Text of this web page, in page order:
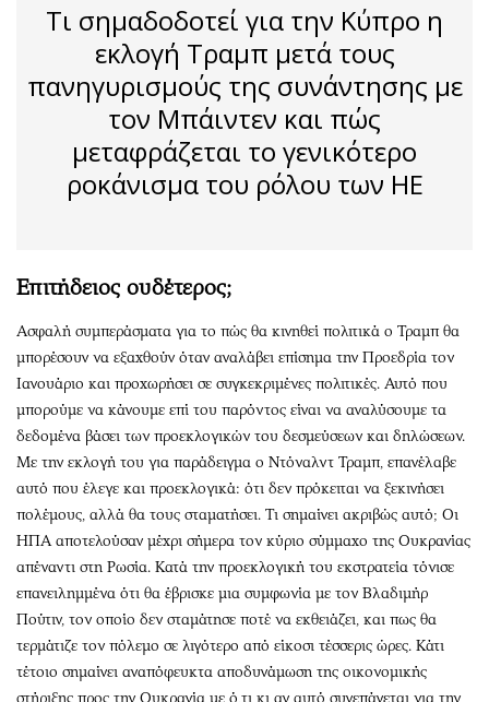
Τι σημαδοδοτεί για την Κύπρο η
εκλογή Τραμπ μετά τους
πανηγυρισμούς της συνάντησης με
τον Μπάιντεν και πώς
μεταφράζεται το γενικότερο
ροκάνισμα του ρόλου των ΗΕ
Επιτήδειος ουδέτερος;
Ασφαλή συμπεράσματα για το πώς θα κινηθεί πολιτικά ο Τραμπ θα
μπορέσουν να εξαχθούν όταν αναλάβει επίσημα την Προεδρία τον
Ιανουάριο και προχωρήσει σε συγκεκριμένες πολιτικές. Αυτό που
μπορούμε να κάνουμε επί του παρόντος είναι να αναλύσουμε τα
δεδομένα βάσει των προεκλογικών του δεσμεύσεων και δηλώσεων.
Με την εκλογή του για παράδειγμα ο Ντόναλντ Τραμπ, επανέλαβε
αυτό που έλεγε και προεκλογικά: ότι δεν πρόκειται να ξεκινήσει
πολέμους, αλλά θα τους σταματήσει. Τι σημαίνει ακριβώς αυτό; Οι
ΗΠΑ αποτελούσαν μέχρι σήμερα τον κύριο σύμμαχο της Ουκρανίας
απέναντι στη Ρωσία. Κατά την προεκλογική του εκστρατεία τόνισε
επανειλημμένα ότι θα έβρισκε μια συμφωνία με τον Βλαδιμήρ
Πούτιν, τον οποίο δεν σταμάτησε ποτέ να εκθειάζει, και πως θα
τερμάτιζε τον πόλεμο σε λιγότερο από είκοσι τέσσερις ώρες. Κάτι
τέτοιο σημαίνει αναπόφευκτα αποδυνάμωση της οικονομικής
στήριξης προς την Ουκρανία με ό,τι κι αν αυτό συνεπάγεται για την